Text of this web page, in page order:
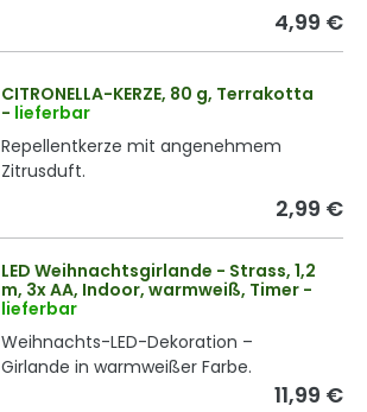
4,99 €
CITRONELLA-KERZE, 80 g, Terrakotta
- lieferbar
Repellentkerze mit angenehmem
Zitrusduft.
2,99 €
LED Weihnachtsgirlande - Strass, 1,2
m, 3x AA, Indoor, warmweiß, Timer -
lieferbar
Weihnachts-LED-Dekoration –
Girlande in warmweißer Farbe.
11,99 €